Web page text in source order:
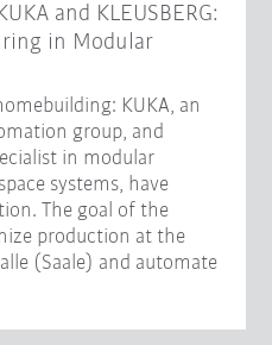
and KLEUSBERG:
in Modular
KUKA, an
group, and
in modular
systems, have
The goal of the
production at the
(Saale) and automate